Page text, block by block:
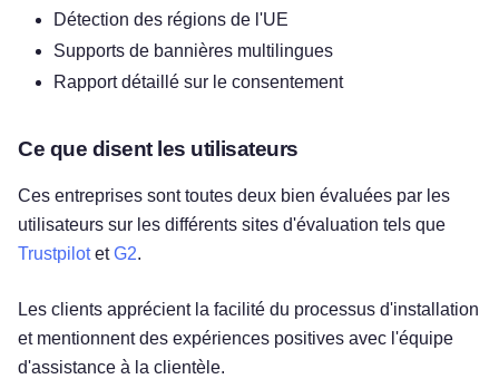
Détection des régions de l'UE
Supports de bannières multilingues
Rapport détaillé sur le consentement
Ce que disent les utilisateurs
Ces entreprises sont toutes deux bien évaluées par les
utilisateurs sur les différents sites d'évaluation tels que
TrustpilotetG2.
Les clients apprécient la facilité du processus d'installation
et mentionnent des expériences positives avec l'équipe
d'assistance à la clientèle.